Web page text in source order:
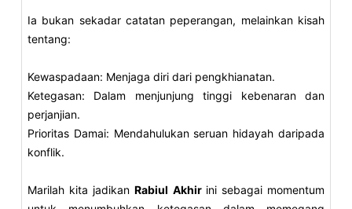
Ia bukan sekadar catatan peperangan, melainkan kisah
tentang:
Kewaspadaan: Menjaga diri dari pengkhianatan.
Ketegasan: Dalam menjunjung tinggi kebenaran dan
perjanjian.
Prioritas Damai: Mendahulukan seruan hidayah daripada
konflik.
Marilah kita jadikanRabiul Akhir ini sebagai momentum